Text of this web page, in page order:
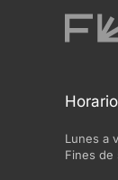
Lunes a
Fines de